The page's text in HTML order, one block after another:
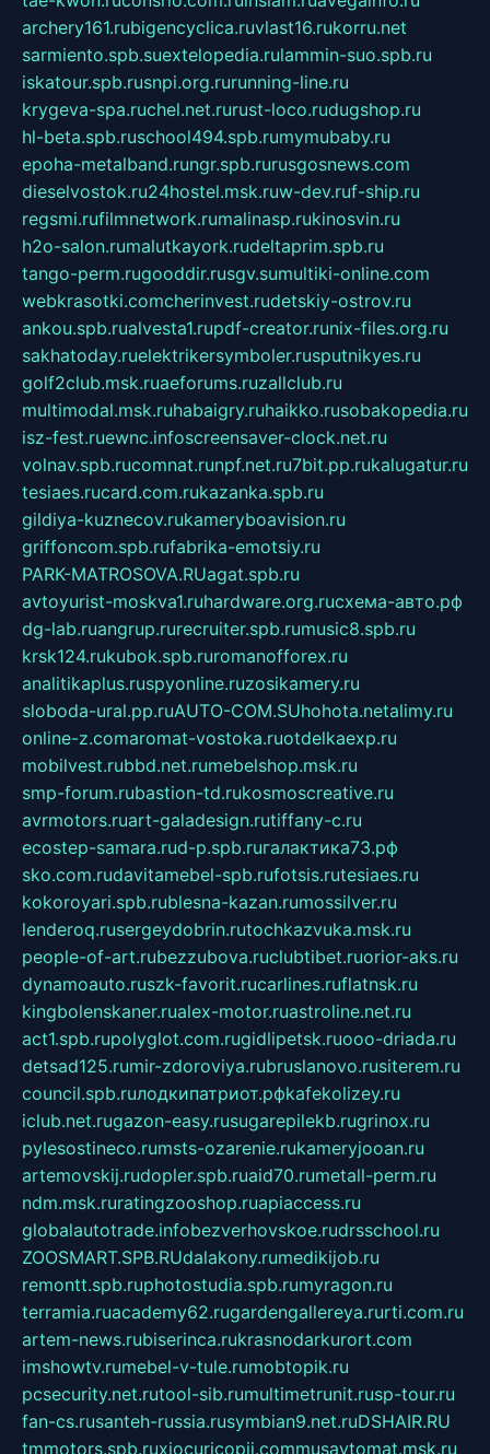
archery161.rubigencyclica.ruvlast16.rukorru.net
sarmiento.spb.suextelopedia.rulammin-suo.spb.ru
iskatour.spb.rusnpi.org.rurunning-line.ru
krygeva-spa.ruchel.net.rurust-loco.rudugshop.ru
hl-beta.spb.ruschool494.spb.rumymubaby.ru
epoha-metalband.rungr.spb.rurusgosnews.com
dieselvostok.ru24hostel.msk.ruw-dev.ruf-ship.ru
regsmi.rufilmnetwork.rumalinasp.rukinosvin.ru
h2o-salon.rumalutkayork.rudeltaprim.spb.ru
tango-perm.rugooddir.rusgv.sumultiki-online.com
webkrasotki.comcherinvest.rudetskiy-ostrov.ru
ankou.spb.rualvesta1.rupdf-creator.runix-files.org.ru
sakhatoday.ruelektrikersymboler.rusputnikyes.ru
golf2club.msk.ruaeforums.ruzallclub.ru
multimodal.msk.ruhabaigry.ruhaikko.rusobakopedia.ru
isz-fest.ruewnc.infoscreensaver-clock.net.ru
volnav.spb.rucomnat.runpf.net.ru7bit.pp.rukalugatur.ru
tesiaes.rucard.com.rukazanka.spb.ru
gildiya-kuznecov.rukameryboavision.ru
griffoncom.spb.rufabrika-emotsiy.ru
PARK-MATROSOVA.RUagat.spb.ru
avtoyurist-moskva1.ruhardware.org.ruсхема-авто.рф
dg-lab.ruangrup.rurecruiter.spb.rumusic8.spb.ru
krsk124.rukubok.spb.ruromanofforex.ru
analitikaplus.ruspyonline.ruzosikamery.ru
sloboda-ural.pp.ruAUTO-COM.SUhohota.netalimy.ru
online-z.comaromat-vostoka.ruotdelkaexp.ru
mobilvest.rubbd.net.rumebelshop.msk.ru
smp-forum.rubastion-td.rukosmoscreative.ru
avrmotors.ruart-galadesign.rutiffany-c.ru
ecostep-samara.rud-p.spb.ruгалактика73.рф
sko.com.rudavitamebel-spb.rufotsis.rutesiaes.ru
kokoroyari.spb.rublesna-kazan.rumossilver.ru
lenderoq.rusergeydobrin.rutochkazvuka.msk.ru
people-of-art.rubezzubova.ruclubtibet.ruorior-aks.ru
dynamoauto.ruszk-favorit.rucarlines.ruflatnsk.ru
kingbolenskaner.rualex-motor.ruastroline.net.ru
act1.spb.rupolyglot.com.rugidlipetsk.ruooo-driada.ru
detsad125.rumir-zdoroviya.rubruslanovo.rusiterem.ru
council.spb.ruлодкипатриот.рфkafekolizey.ru
iclub.net.rugazon-easy.rusugarepilekb.rugrinox.ru
pylesostineco.rumsts-ozarenie.rukameryjooan.ru
artemovskij.rudopler.spb.ruaid70.rumetall-perm.ru
ndm.msk.ruratingzooshop.ruapiaccess.ru
globalautotrade.infobezverhovskoe.rudrsschool.ru
ZOOSMART.SPB.RUdalakony.rumedikijob.ru
remontt.spb.ruphotostudia.spb.rumyragon.ru
terramia.ruacademy62.rugardengallereya.rurti.com.ru
artem-news.rubiserinca.rukrasnodarkurort.com
imshowtv.rumebel-v-tule.rumobtopik.ru
pcsecurity.net.rutool-sib.rumultimetrunit.rusp-tour.ru
fan-cs.rusanteh-russia.rusymbian9.net.ruDSHAIR.RU
tmmotors.spb.ruxjocuricopii.commusavtomat.msk.ru